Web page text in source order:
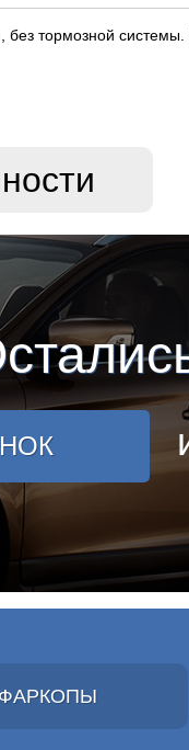
тормозной
ФАРКОПЫ